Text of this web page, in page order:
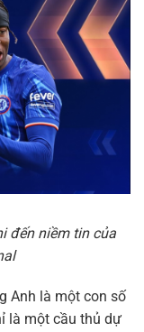
đến niềm tin của
Anh là một con số
là một cầu thủ dự